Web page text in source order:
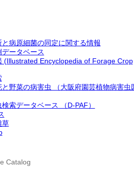
病原細菌の同定に関する情報
ータベース
(Illustrated Encyclopedia of Forage Crop
野菜の病害虫 （大阪府園芸植物病害虫
索データベース （D-PAF）
草
Catalog